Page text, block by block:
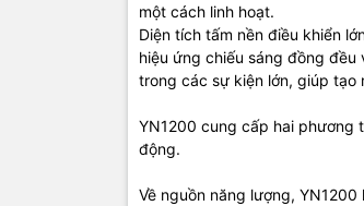
một cách linh hoạt.
Diện tích tấm nền điều khiển
hiệu ứng chiếu sáng đồng đều
trong các sự kiện lớn, giúp tạo
YN1200 cung cấp hai phương
động.
Về nguồn năng lượng,